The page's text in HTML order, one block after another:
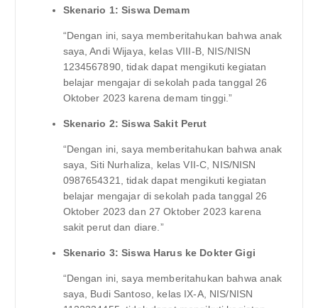
Skenario 1: Siswa Demam
“Dengan ini, saya memberitahukan bahwa anak
saya, Andi Wijaya, kelas VIII-B, NIS/NISN
1234567890, tidak dapat mengikuti kegiatan
belajar mengajar di sekolah pada tanggal 26
Oktober 2023 karena demam tinggi.”
Skenario 2: Siswa Sakit Perut
“Dengan ini, saya memberitahukan bahwa anak
saya, Siti Nurhaliza, kelas VII-C, NIS/NISN
0987654321, tidak dapat mengikuti kegiatan
belajar mengajar di sekolah pada tanggal 26
Oktober 2023 dan 27 Oktober 2023 karena
sakit perut dan diare.”
Skenario 3: Siswa Harus ke Dokter Gigi
“Dengan ini, saya memberitahukan bahwa anak
saya, Budi Santoso, kelas IX-A, NIS/NISN